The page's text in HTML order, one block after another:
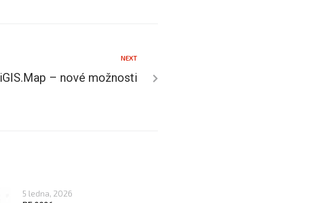
NEXT
iGIS.Map – nové možnosti
5 ledna, 2026